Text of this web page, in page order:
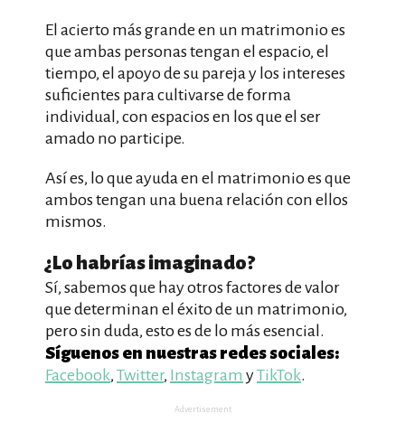
El acierto más grande en un matrimonio es
que ambas personas tengan el espacio, el
tiempo, el apoyo de su pareja y los intereses
suficientes para cultivarse de forma
individual, con espacios en los que el ser
amado no participe.
Así es, lo que ayuda en el matrimonio es que
ambos tengan una buena relación con ellos
mismos.
¿Lo habrías imaginado?
Sí, sabemos que hay otros factores de valor
que determinan el éxito de un matrimonio,
pero sin duda, esto es de lo más esencial.
Síguenos en nuestras redes sociales:
Facebook, Twitter, Instagram yTikTok.
Advertisement